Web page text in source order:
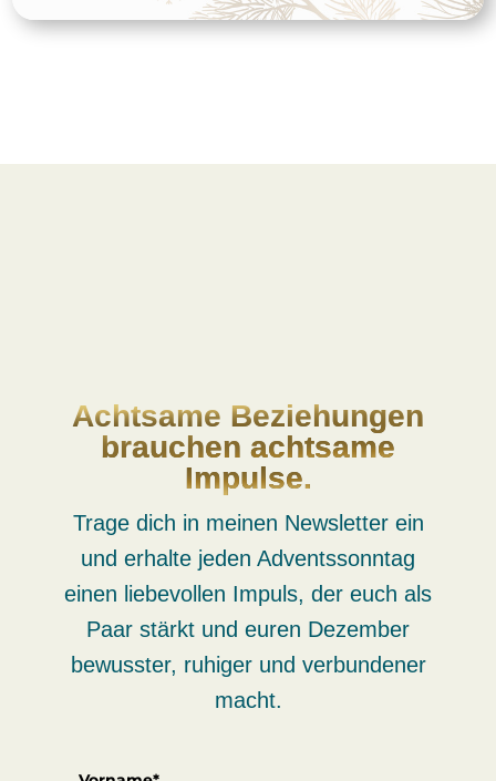
Achtsame Beziehungen
brauchen achtsame
Impulse.
Trage dich in meinen Newsletter ein
und erhalte jeden Adventssonntag
einen liebevollen Impuls, der euch als
Paar stärkt und euren Dezember
bewusster, ruhiger und verbundener
macht.